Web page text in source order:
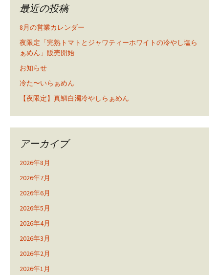
最近の投稿
8月の営業カレンダー
夜限定「完熟トマトとジャワティーホワイトの冷やし塩ら
ぁめん」販売開始
お知らせ
冷た〜いらぁめん
【夜限定】真鯛白濁冷やしらぁめん
アーカイブ
2026年8月
2026年7月
2026年6月
2026年5月
2026年4月
2026年3月
2026年2月
2026年1月